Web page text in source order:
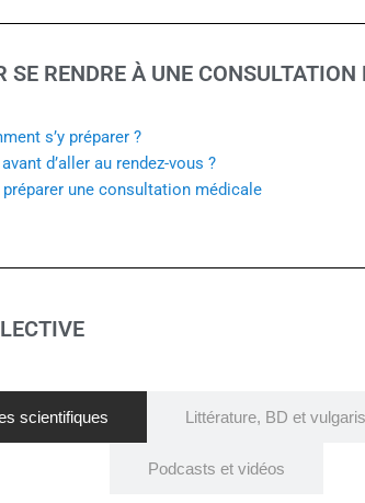
SE RENDRE À UNE
s’y préparer ?
d’aller au rendez-vous ?
une consultation médicale
scientifiques Littérature, BD et
Podcasts et vidéos